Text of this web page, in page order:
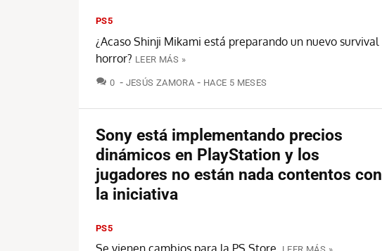
PS5
¿Acaso Shinji Mikami está preparando un nuevo survival
horror? LEER MÁS »
0 COMENTARIOS
JESÚS ZAMORA HACE 5 MESES
Sony está implementando precios
dinámicos en PlayStation y los
jugadores no están nada contentos con
la iniciativa
PS5